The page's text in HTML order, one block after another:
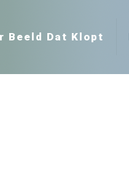
Beeld Dat Klopt